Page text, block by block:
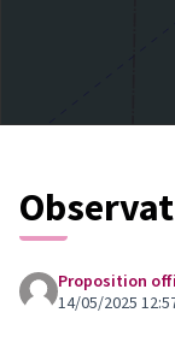
Proposition
14/05/2025